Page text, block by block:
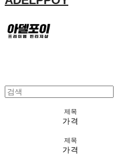
제목
가격
제목
가격